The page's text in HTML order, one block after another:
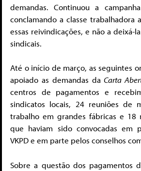
demandas. Continuou a
conclamando a classe
essas reivindicações, e não a deixá-
sindicais.
Até o início de março, as seguintes
apoiado as demandas daCarta
centros de pagamentos e
sindicatos locais, 24 reuniões de
trabalho em grandes fábricas e 18
que haviam sido convocadas em
VKPD e em parte pelos conselhos
Sobre a questão dos pagamentos